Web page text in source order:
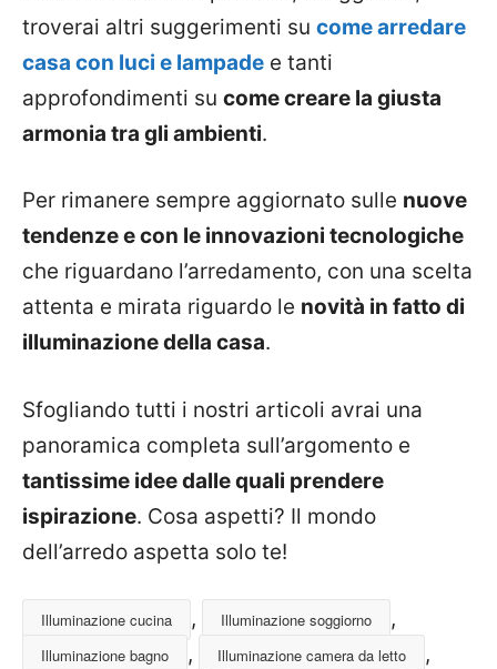
troverai altri suggerimenti su come arredare
casa con luci e lampade e tanti
approfondimenti su come creare la giusta
armonia tra gli ambienti.
Per rimanere sempre aggiornato sulle nuove
tendenze e con le innovazioni tecnologiche
che riguardano l’arredamento, con una scelta
attenta e mirata riguardo le novità in fatto di
illuminazione della casa.
Sfogliando tutti i nostri articoli avrai una
panoramica completa sull’argomento e
tantissime idee dalle quali prendere
ispirazione. Cosa aspetti? Il mondo
dell’arredo aspetta solo te!
Illuminazione cucina , Illuminazione soggiorno ,
Illuminazione bagno , Illuminazione camera da letto ,